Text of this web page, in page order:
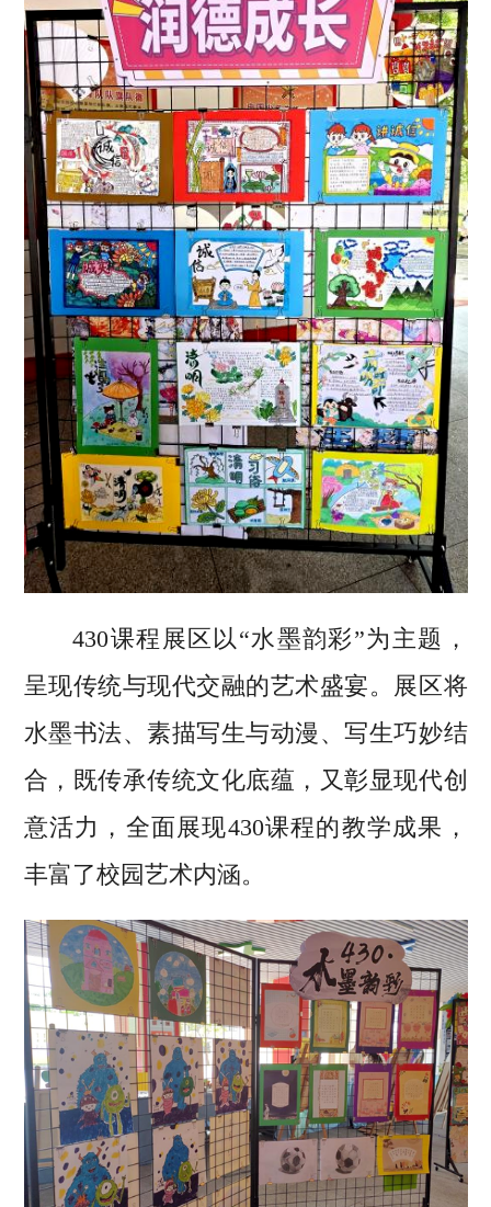
430课程展区以“水墨韵彩”为主题，
呈现传统与现代交融的艺术盛宴。展区将
水墨书法、素描写生与动漫、写生巧妙结
合，既传承传统文化底蕴，又彰显现代创
意活力，全面展现430课程的教学成果，
丰富了校园艺术内涵。